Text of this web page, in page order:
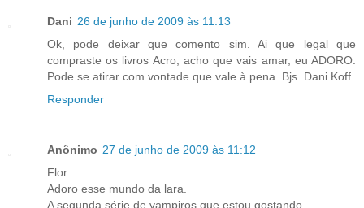
Dani 26 de junho de 2009 às 11:13
Ok, pode deixar que comento sim. Ai que legal que
compraste os livros Acro, acho que vais amar, eu ADORO.
Pode se atirar com vontade que vale à pena. Bjs. Dani Koff
Responder
Anônimo 27 de junho de 2009 às 11:12
Flor...
Adoro esse mundo da lara.
A segunda série de vampiros que estou gostando.